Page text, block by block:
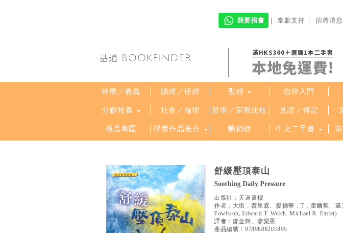
我要捐書 ｜ 奉獻支持 ｜ 招聘消息
滿HK$300＋選購1本二手書
本地免運費!
神學／教義 讀經／研經 聖經 信仰入門
分齡牧養 社會／倫理 哲學／宗教比較 見證／傳記
禮品專區 得獎作品推介 暢銷榜 中文二手書
舒緩壓頂泰山
Soothing Daily Pressure
出版社： 天道書樓
作者： 大衛．普里森、愛德華．T．韋爾契、
Powlison, Edward T. Welch, Michael R. Emlet)
譯者： 廖金輝、廖樂恩
產品編號： 9789888203895